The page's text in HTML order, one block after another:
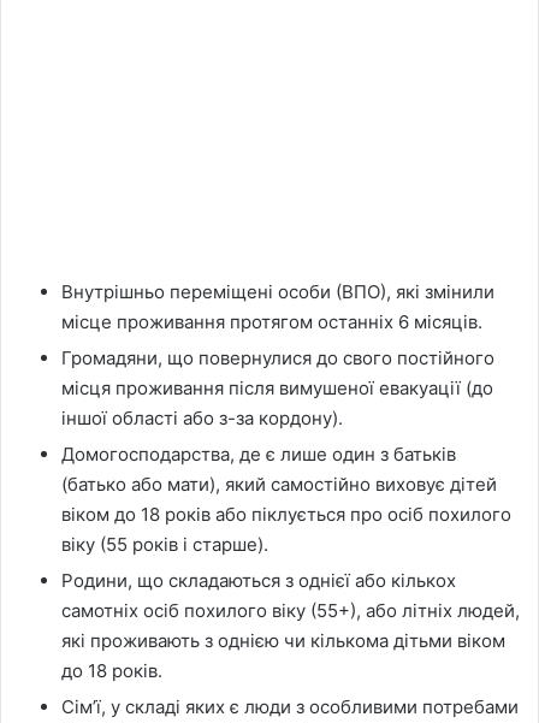
Внутрішньо переміщені особи (ВПО), які змінили
місце проживання протягом останніх 6 місяців.
Громадяни, що повернулися до свого постійного
місця проживання після вимушеної евакуації (до
іншої області або з-за кордону).
Домогосподарства, де є лише один з батьків
(батько або мати), який самостійно виховує дітей
віком до 18 років або піклується про осіб похилого
віку (55 років і старше).
Родини, що складаються з однієї або кількох
самотніх осіб похилого віку (55+), або літніх людей,
які проживають з однією чи кількома дітьми віком
до 18 років.
Сім’ї, у складі яких є люди з особливими потребами